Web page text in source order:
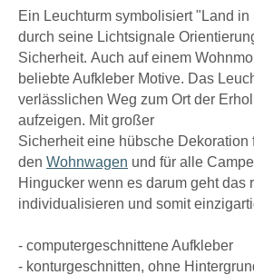
Ein Leuchturm symbolisiert "Land
durch seine Lichtsignale
Sicherheit. Auch auf einem
beliebte Aufkleber Motive. Das
verlässlichen Weg zum Ort der
aufzeigen. Mit großer
Sicherheit eine hübsche Dekoration
den Wohnwagen und für alle
Hingucker wenn es darum geht das
individualisieren und somit
- computergeschnittene Aufkleber
- konturgeschnitten, ohne